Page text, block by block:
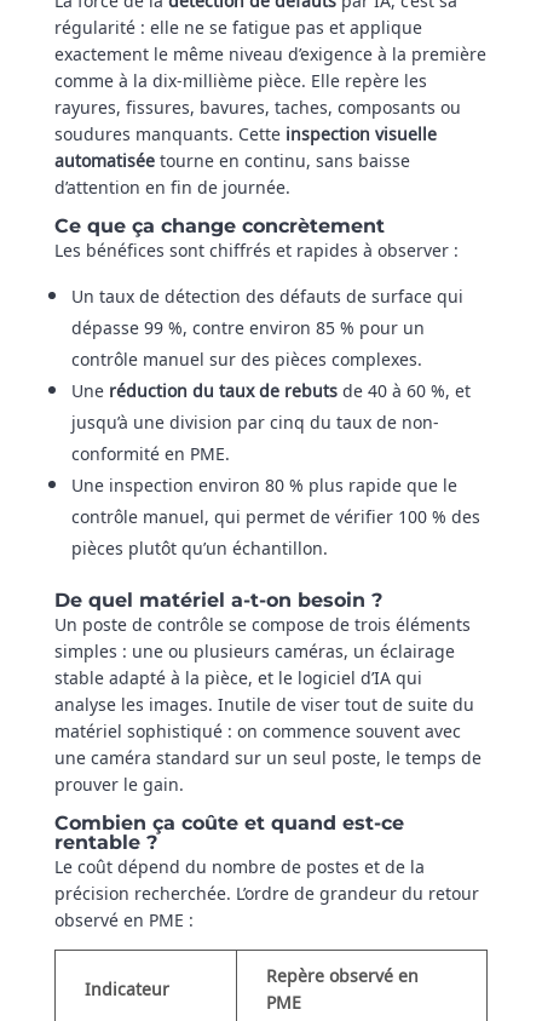
régularité : elle ne se fatigue pas et applique
exactement le même niveau d’exigence à la première
comme à la dix-millième pièce. Elle repère les
rayures, fissures, bavures, taches, composants ou
soudures manquants. Cette inspection visuelle
automatiséetourne en continu, sans baisse
d’attention en fin de journée.
Ce que ça change concrètement
Les bénéfices sont chiffrés et rapides à observer :
Un taux de détection des défauts de surface qui
dépasse 99 %, contre environ 85 % pour un
contrôle manuel sur des pièces complexes.
Une réduction du taux de rebutsde 40 à 60 %, et
jusqu’à une division par cinq du taux de non-
conformité en PME.
Une inspection environ 80 % plus rapide que le
contrôle manuel, qui permet de vérifier 100 % des
pièces plutôt qu’un échantillon.
De quel matériel a-t-on besoin ?
Un poste de contrôle se compose de trois éléments
simples : une ou plusieurs caméras, un éclairage
stable adapté à la pièce, et le logiciel d’IA qui
analyse les images. Inutile de viser tout de suite du
matériel sophistiqué : on commence souvent avec
une caméra standard sur un seul poste, le temps de
prouver le gain.
Combien ça coûte et quand est-ce
rentable ?
Le coût dépend du nombre de postes et de la
précision recherchée. L’ordre de grandeur du retour
observé en PME :
Indicateur
Repère observé en
PME